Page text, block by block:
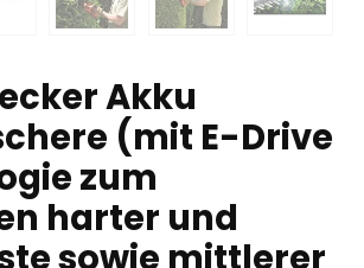
Akku
(mit E-Drive
zum
harter und